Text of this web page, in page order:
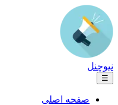
نیوچنل
☰
صفحه اصلی